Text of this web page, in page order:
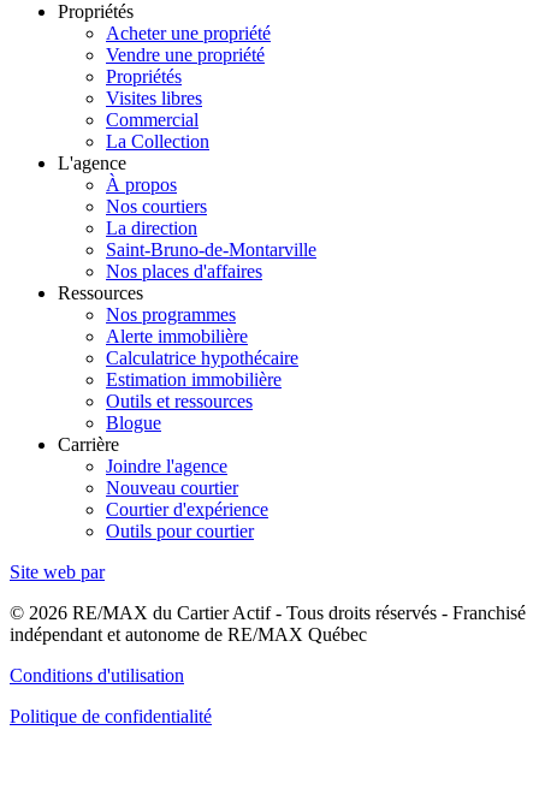
Propriétés
Acheter une propriété
Vendre une propriété
Propriétés
Visites libres
Commercial
La Collection
L'agence
À propos
Nos courtiers
La direction
Saint-Bruno-de-Montarville
Nos places d'affaires
Ressources
Nos programmes
Alerte immobilière
Calculatrice hypothécaire
Estimation immobilière
Outils et ressources
Blogue
Carrière
Joindre l'agence
Nouveau courtier
Courtier d'expérience
Outils pour courtier
Site web par
© 2026 RE/MAX du Cartier Actif - Tous droits réservés - Franchisé
indépendant et autonome de RE/MAX Québec
Conditions d'utilisation
Politique de confidentialité